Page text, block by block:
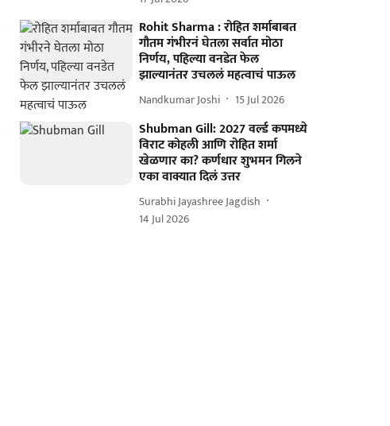
Rohit Sharma : रोहित शर्माबाबत
गौतम गंभीरनं घेतला सर्वात मोठा
निर्णय, पहिल्या वनडेत फेल
झाल्यानंतर उचललं महत्वाचं पाऊल
Nandkumar Joshi 15 Jul 2026
Shubman Gill: 2027 वर्ल्ड कपमध्ये
विराट कोहली आणि रोहित शर्मा
खेळणार का? कर्णधार शुभमन गिलने
एका वाक्यात दिलं उत्तर
Surabhi Jayashree Jagdish
14 Jul 2026